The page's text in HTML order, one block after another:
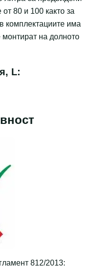
80 и 100 както за
комплектациите има
монтират на долното
L:
812/2013: